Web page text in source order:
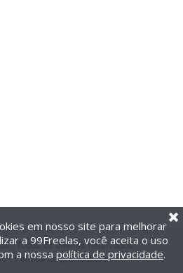
Todos os direitos reservados.
| Política de privacidade
em nosso site para melhorar
a 99Freelas, você aceita o uso
a nossa política de privacidade.